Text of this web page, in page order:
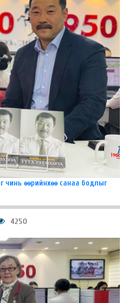
чинь өөрийнхөө санаа бодлыг
4250